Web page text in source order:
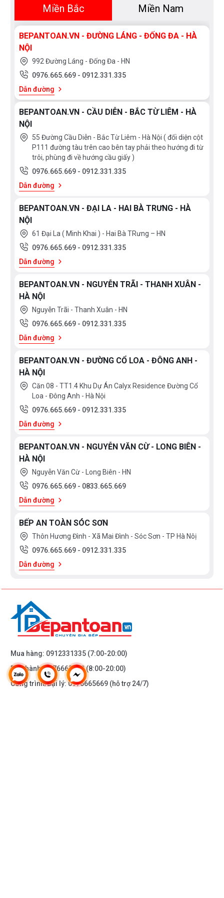
sứ cao cấp, nhờ vậy bề mặt sản phẩm luôn đảm bảo
độ sáng bóng và nhẵn, tạo điểm nhấn hiệu quả cho
khu vực phòng tắm của gia đình bạn.
- Chậu lavabo TEADY còn được ứng dụng công nghệ
CeFiONtect. Với công nghệ chống bám bẩn
CeFiONtect giúp lòng chậu lavabo siêu nhẵn, hạn chế
tối đa các vết bẩn, vi khuẩn, tiện dụng cho việc vệ sinh
hàng ngày
- Với công nghệ này, bề mặt sứ được phủ lớp men
siêu nhẵn, lớp men ngăn không cho chất bẩn, vi khuẩn
hay nấm mốc bám vào bề mặt. Hơn nữa với công nghệ
CeFiONtect sẽ giúp bề mặt luôn được sáng bóng,
không bị ố vàng trong thời gian dài, tăng tuổi thọ cho
chậu rửa.
- Đồng thời giúp tiết kiệm thời gian và công sức vệ
sinh mà không cần sử dụng đến hóa chất tẩy rửa.
- Với công nghệ vượt trội, chậu lavabo TEADY của gia
đình bạn sẽ sở hữu bề mặt sứ trắng sáng hoàn hảo
lên tới 100 năm. Đảm bảo cho sức khỏe của người
dùng khi chậu lavabo không phải sử dụng quá nhiều
hóa chất để tẩy rửa.
Lựa chọn chất liệu đồng tốt
Tạo phôi bằng máy đúc áp lực cao (với các sản
phẩn đúc)và máy CNC
Gia công bằng máy tự động với độ chính xác cao
Mạ mẫu sản phẩm.
Mạ tự động trên dây truyền
Đánh bóng sản phẩm.
Lắp ráp sản phẩm
Phân phối tới các đại lý độc quyền, ủy quyền của
khu vực.
Miền Bắc Miền Nam
BEPANTOAN.VN - ĐƯỜNG LÁNG - ĐỐNG ĐA - HÀ
NỘI
992 Đường Láng - Đống Đa - HN
0976.665.669 - 0912.331.335
Dẫn đường
BEPANTOAN.VN - CẦU DIỄN - BẮC TỪ LIÊM - HÀ
NỘI
55 Đường Cầu Diễn - Bắc Từ Liêm - Hà Nội ( đối diện cột
P111 đường tàu trên cao bên tay phải theo hướng đi từ
trôi, phùng đi về hướng cầu giấy )
0976.665.669 - 0912.331.335
Dẫn đường
BEPANTOAN.VN - ĐẠI LA - HAI BÀ TRƯNG - HÀ
NỘI
61 Đại La ( Minh Khai ) - Hai Bà TRưng – HN
0976.665.669 - 0912.331.335
Dẫn đường
BEPANTOAN.VN - NGUYỄN TRÃI - THANH XUÂN -
HÀ NỘI
Nguyễn Trãi - Thanh Xuân - HN
0976.665.669 - 0912.331.335
Dẫn đường
BEPANTOAN.VN - ĐƯỜNG CỔ LOA - ĐÔNG ANH -
HÀ NỘI
Căn 08 - TT1.4 Khu Dự Án Calyx Residence Đường Cổ
Loa - Đông Anh - Hà Nội
0976.665.669 - 0912.331.335
Dẫn đường
BEPANTOAN.VN - NGUYỄN VĂN CỪ - LONG BIÊN -
HÀ NỘI
Nguyễn Văn Cừ - Long Biên - HN
0976.665.669 - 0833.665.669
Dẫn đường
BẾP AN TOÀN SÓC SƠN
Thôn Hương Đình - Xã Mai Đình - Sóc Sơn - TP Hà Nôị
0976.665.669 - 0912.331.335
Dẫn đường
Mua hàng: 0912331335 (7:00-20:00)
Bảo hành:0976665669(8:00-20:00)
Công trình/Đại lý:0976665669 (hỗ trợ 24/7)